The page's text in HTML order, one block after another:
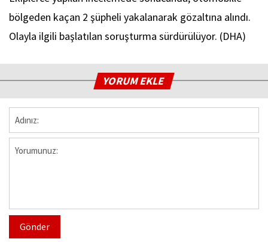
bölgeden kaçan 2 şüpheli yakalanarak gözaltına alındı.
Olayla ilgili başlatılan soruşturma sürdürülüyor. (DHA)
YORUM EKLE
Gönder